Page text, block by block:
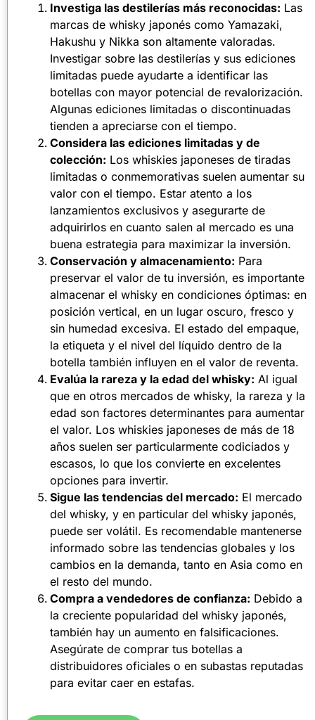
Investiga las destilerías más reconocidas: Las
marcas de whisky japonés como Yamazaki,
Hakushu y Nikka son altamente valoradas.
Investigar sobre las destilerías y sus ediciones
limitadas puede ayudarte a identificar las
botellas con mayor potencial de revalorización.
Algunas ediciones limitadas o discontinuadas
tienden a apreciarse con el tiempo.
Considera las ediciones limitadas y de
colección: Los whiskies japoneses de tiradas
limitadas o conmemorativas suelen aumentar su
valor con el tiempo. Estar atento a los
lanzamientos exclusivos y asegurarte de
adquirirlos en cuanto salen al mercado es una
buena estrategia para maximizar la inversión.
Conservación y almacenamiento: Para
preservar el valor de tu inversión, es importante
almacenar el whisky en condiciones óptimas: en
posición vertical, en un lugar oscuro, fresco y
sin humedad excesiva. El estado del empaque,
la etiqueta y el nivel del líquido dentro de la
botella también influyen en el valor de reventa.
Evalúa la rareza y la edad del whisky: Al igual
que en otros mercados de whisky, la rareza y la
edad son factores determinantes para aumentar
el valor. Los whiskies japoneses de más de 18
años suelen ser particularmente codiciados y
escasos, lo que los convierte en excelentes
opciones para invertir.
Sigue las tendencias del mercado: El mercado
del whisky, y en particular del whisky japonés,
puede ser volátil. Es recomendable mantenerse
informado sobre las tendencias globales y los
cambios en la demanda, tanto en Asia como en
el resto del mundo.
Compra a vendedores de confianza: Debido a
la creciente popularidad del whisky japonés,
también hay un aumento en falsificaciones.
Asegúrate de comprar tus botellas a
distribuidores oficiales o en subastas reputadas
para evitar caer en estafas.